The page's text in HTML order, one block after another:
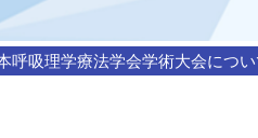
呼吸理学療法学会学術大会につい